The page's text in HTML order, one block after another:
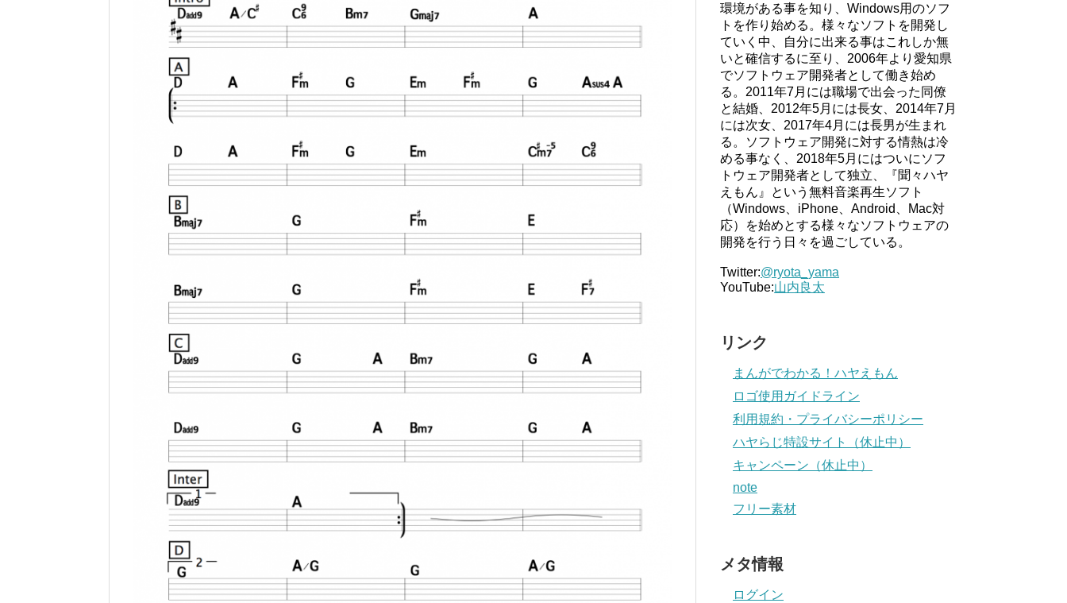
環境がある事を知り、Windows用のソフ
トを作り始める。様々なソフトを開発し
ていく中、自分に出来る事はこれしか無
いと確信するに至り、2006年より愛知県
でソフトウェア開発者として働き始め
る。2011年7月には職場で出会った同僚
と結婚、2012年5月には長女、2014年7月
には次女、2017年4月には長男が生まれ
る。ソフトウェア開発に対する情熱は冷
める事なく、2018年5月にはついにソフ
トウェア開発者として独立、『聞々ハヤ
えもん』という無料音楽再生ソフト
（Windows、iPhone、Android、Mac対
応）を始めとする様々なソフトウェアの
開発を行う日々を過ごしている。
Twitter:@ryota_yama
YouTube:山内良太
リンク
まんがでわかる！ハヤえもん
ロゴ使用ガイドライン
利用規約・プライバシーポリシー
ハヤらじ特設サイト（休止中）
キャンペーン（休止中）
note
フリー素材
メタ情報
ログイン